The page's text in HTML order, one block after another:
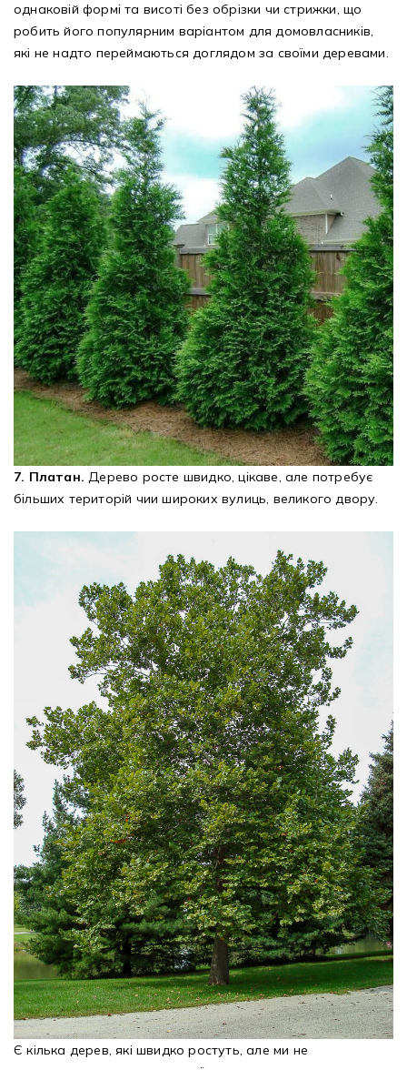
однаковій формі та висоті без обрізки чи стрижки, що
робить його популярним варіантом для домовласників,
які не надто переймаються доглядом за своїми деревами.
7. Платан. Дерево росте швидко, цікаве, але потребує
більших територій чии широких вулиць, великого двору.
Є кілька дерев, які швидко ростуть, але ми не